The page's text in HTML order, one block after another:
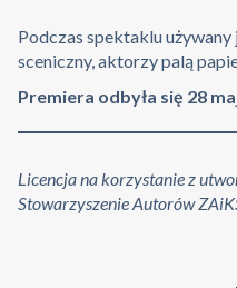
Podczas spektaklu
sceniczny, aktorzy palą
Premiera odbyła się 28
Licencja na korzystanie z
Stowarzyszenie Autorów